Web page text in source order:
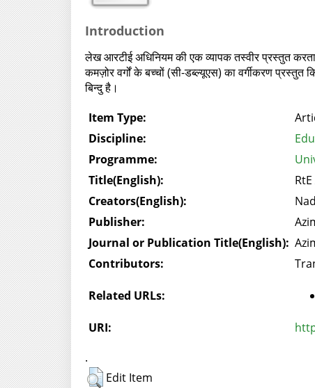
Introduction
लेख आरटीई अधिनियम की एक व्यापक तस्वीर प्रस्तुत
कमज़ोर वर्गों के बच्चों (सी-डब्ल्यूएस) का वर्गीकरण प्रस्तुत
बिन्दु है।
Item Type:
Discipline:
Programme:
Title(English):
Creators(English):
Publisher:
Journal or Publication Title(English):
Contributors:
Related URLs:
URI:
.
Edit Item